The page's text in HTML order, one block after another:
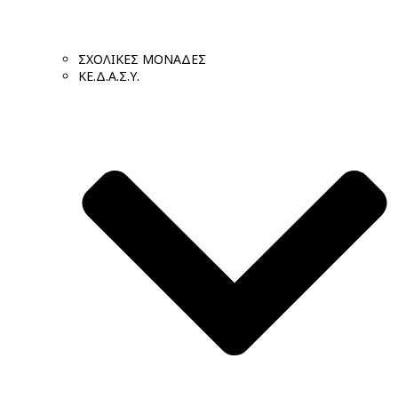
ΣΧΟΛΙΚΕΣ ΜΟΝΑΔΕΣ
ΚΕ.Δ.Α.Σ.Υ.